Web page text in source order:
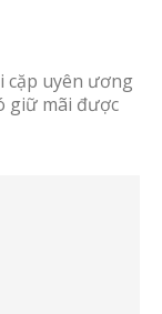
cặp uyên ương
giữ mãi được